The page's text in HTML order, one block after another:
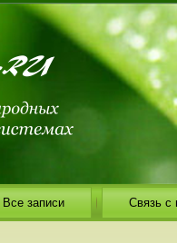
Все записи Связь с